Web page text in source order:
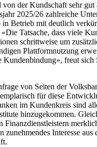
der Kundschaft sehr gut
2025/26 zahlreiche
in Betrieb mit deutlich
Tatsache, dass viele
schrittweise um
Plattformnutzung
Kundenbindung», freut sich
von Seiten der
für diese
im Kundenkreis sind
hinzugekommen.
Finanzdienstleistern
zunehmendes Interesse aus